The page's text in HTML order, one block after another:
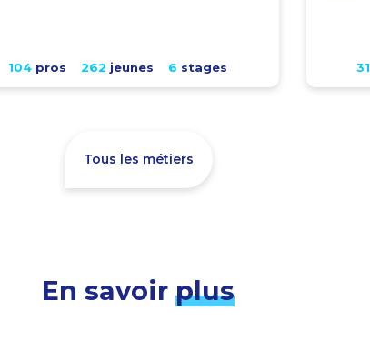
104pros 262 jeunes 6 stages 31
Tous les métiers
En savoir plus